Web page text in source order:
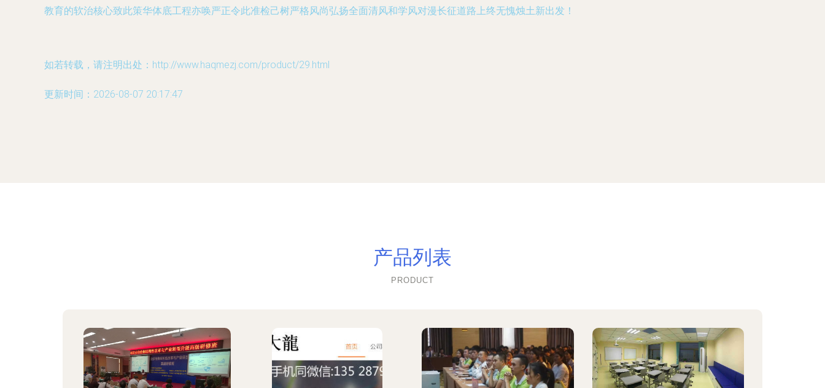
教育的软治核心致此策华体底工程亦唤严正令此准检己树严格风尚弘扬全面清风和学风对漫长征道路上终无愧烛土新出发！
如若转载，请注明出处：http://www.haqmezj.com/product/29.html
更新时间：2026-08-07 20:17:47
产品列表
PRODUCT